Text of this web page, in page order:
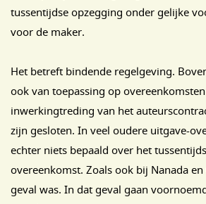
tussentijdse opzegging onder gelijke
voor de maker.
Het betreft bindende regelgeving.
ook van toepassing op
inwerkingtreding van het
zijn gesloten. In veel oudere uitgave-
echter niets bepaald over het
overeenkomst. Zoals ook bij Nanada
geval was. In dat geval gaan